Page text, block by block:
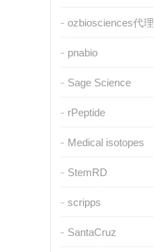
ozbiosciences代理
pnabio
Sage Science
rPeptide
Medical isotopes
StemRD
scripps
SantaCruz